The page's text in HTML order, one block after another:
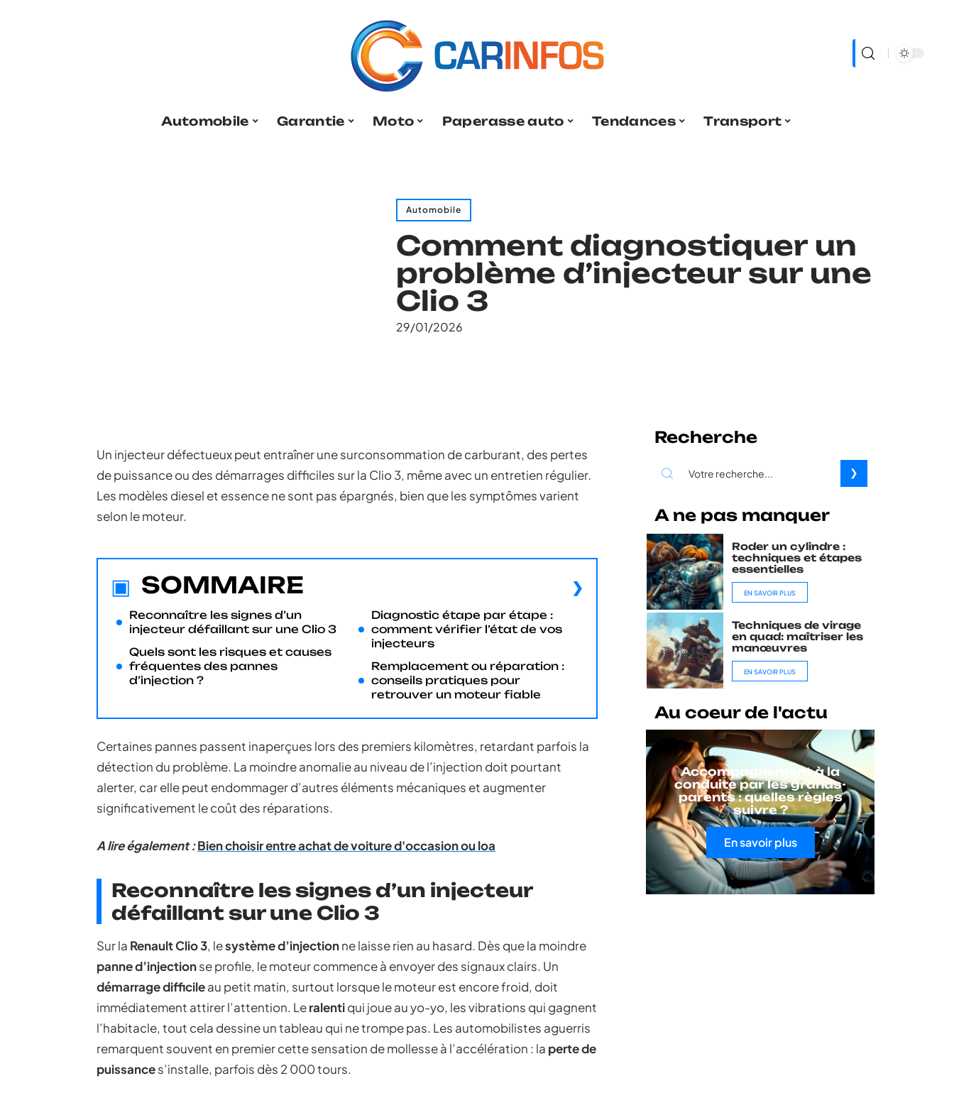
Automobile Garantie Moto Paperasse auto Tendances Transport
Automobile
Comment diagnostiquer un
problème d’injecteur sur une
Clio 3
29/01/2026
Un injecteur défectueux peut entraîner une surconsommation de carburant, des pertes
de puissance ou des démarrages difficiles sur la Clio 3, même avec un entretien régulier.
Les modèles diesel et essence ne sont pas épargnés, bien que les symptômes varient
selon le moteur.
SOMMAIRE
Reconnaître les signes d’un
injecteur défaillant sur une Clio 3
Quels sont les risques et causes
fréquentes des pannes
d’injection ?
Diagnostic étape par étape :
comment vérifier l’état de vos
injecteurs
Remplacement ou réparation :
conseils pratiques pour
retrouver un moteur fiable
Certaines pannes passent inaperçues lors des premiers kilomètres, retardant parfois la
détection du problème. La moindre anomalie au niveau de l’injection doit pourtant
alerter, car elle peut endommager d’autres éléments mécaniques et augmenter
significativement le coût des réparations.
A lire également :Bien choisir entre achat de voiture d'occasion ou loa
Reconnaître les signes d’un injecteur
défaillant sur une Clio 3
Sur la Renault Clio 3, lesystème d’injectionne laisse rien au hasard. Dès que la moindre
panne d’injectionse profile, le moteur commence à envoyer des signaux clairs. Un
démarrage difficileau petit matin, surtout lorsque le moteur est encore froid, doit
immédiatement attirer l’attention. Leralentiqui joue au yo-yo, les vibrations qui gagnent
l’habitacle, tout cela dessine un tableau qui ne trompe pas. Les automobilistes aguerris
remarquent souvent en premier cette sensation de mollesse à l’accélération : la perte de
puissances’installe, parfois dès 2 000 tours.
Recherche
A ne pas manquer
Roder un cylindre :
techniques et étapes
essentielles
EN SAVOIR PLUS
Techniques de virage
en quad: maîtriser les
manœuvres
EN SAVOIR PLUS
Au coeur de l'actu
Accompagnement à la
conduite par les grands-
parents : quelles règles
suivre ?
En savoir plus